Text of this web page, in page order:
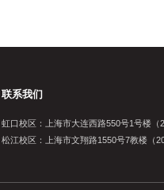
联系我们
虹口校区：上海市大连西路550号1号楼（
松江校区：上海市文翔路1550号7教楼（